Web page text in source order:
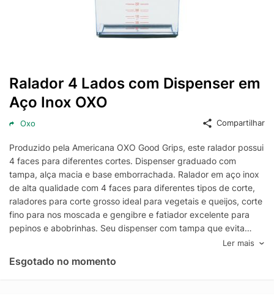
Ralador 4 Lados com Dispenser em
Aço Inox OXO
Oxo Compartilhar
Produzido pela Americana OXO Good Grips, este ralador possui
4 faces para diferentes cortes. Dispenser graduado com
tampa, alça macia e base emborrachada. Ralador em aço inox
de alta qualidade com 4 faces para diferentes tipos de corte,
raladores para corte grosso ideal para vegetais e queijos, corte
fino para nos moscada e gengibre e fatiador excelente para
pepinos e abobrinhas. Seu dispenser com tampa que evita
sujeira e desperdício, podendo ser levado a geladeira
mantendo o alimento fresco. Ficha técnica: Código:
4080570101 Marca: OXO Modelo: Good Grips Conteúdo da
Ler mais
Esgotado no momento